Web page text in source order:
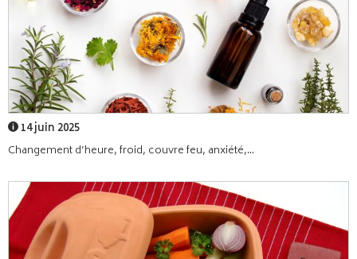
14 juin 2025
Changement d’heure, froid, couvre feu, anxiété,...